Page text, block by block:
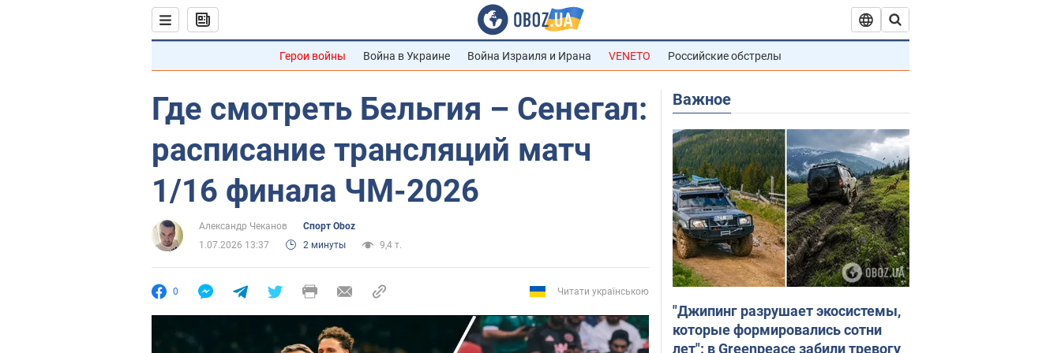
Герои войны Война в Украине Война Израиля и Ирана VENETO Российские обстрелы
Где смотреть Бельгия – Сенегал:
расписание трансляций матч
1/16 финала ЧМ-2026
Александр Чеканов
Спорт Oboz
1.07.2026 13:37
2 минуты 9,4 т.
0 Читати українською
Важное
"Джипинг разрушает экосистемы,
которые формировались сотни
лет": в Greenpeace забили тревогу